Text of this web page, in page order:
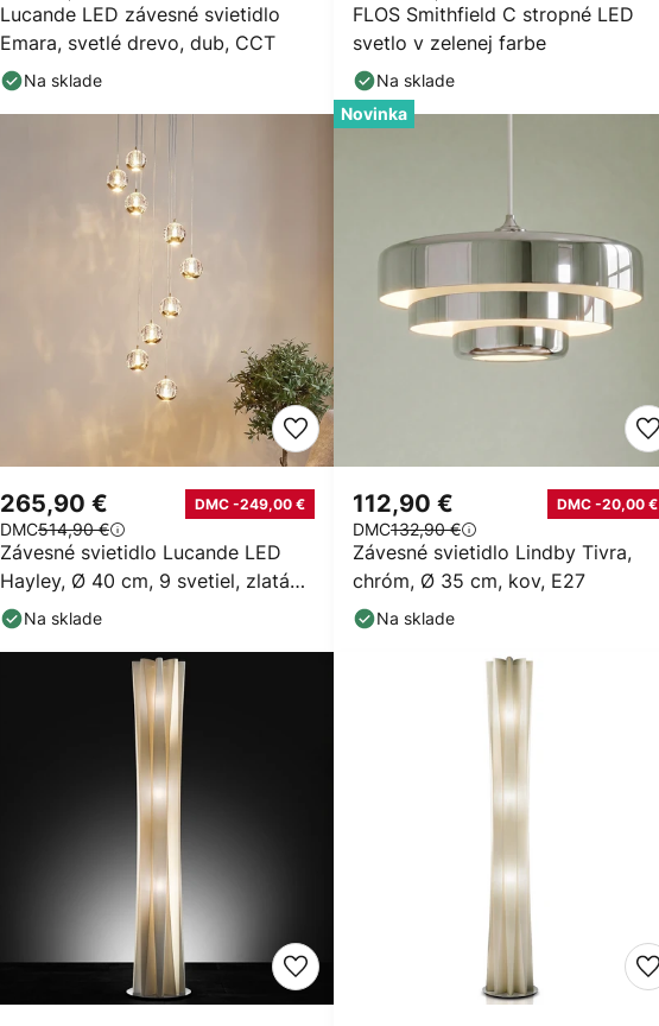
Lucande LED závesné svietidlo
Emara, svetlé drevo, dub, CCT
Na sklade
FLOS Smithfield C stropné LED
svetlo v zelenej farbe
Na sklade
Závesné svietidlo Lucande LED
Hayley, Ø 40 cm, 9 svetiel, zlatá
farba, sklo
265,90 € DMC -249,00 €
DMC514,90 €
Na sklade
Novinka
Závesné svietidlo Lindby Tivra,
chróm, Ø 35 cm, kov, E27
112,90 € DMC -20,00 €
DMC132,90 €
Na sklade